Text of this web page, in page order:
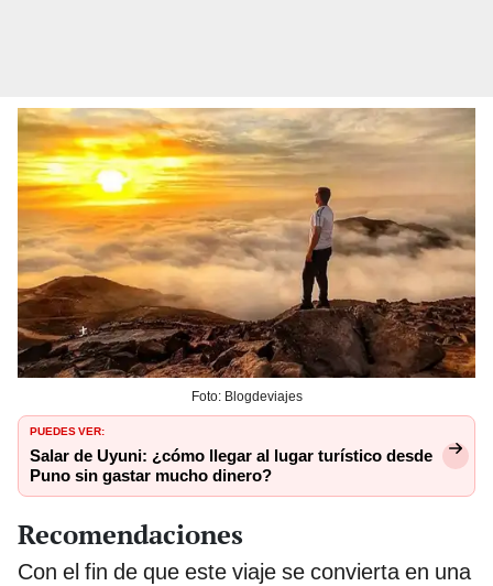
Foto: Blogdeviajes
PUEDES VER:
Salar de Uyuni: ¿cómo llegar al lugar turístico desde
Puno sin gastar mucho dinero?
Recomendaciones
Con el fin de que este viaje se convierta en una